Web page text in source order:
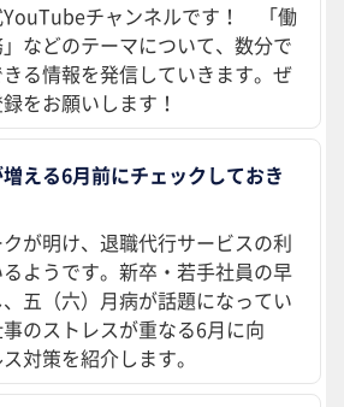
YouTubeチャンネルです！ 「働
などのテーマについて、数分で
る情報を発信していきます。ぜ
をお願いします！
える6月前にチェックしておき
が明け、退職代行サービスの利
ようです。新卒・若手社員の早
五（六）月病が話題になってい
のストレスが重なる6月に向
対策を紹介します。